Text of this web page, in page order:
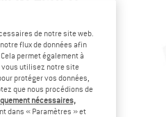
de notre site web.
flux de données afin
permet également à
vous utilisez notre site
protéger vos données,
que nous procédions de
nécessaires,
dans « Paramètres » et